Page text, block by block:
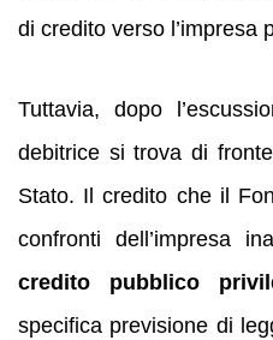
di credito verso l’impresa
Tuttavia, dopo
debitrice si trova di
Stato. Il credito che il
confronti dell’impresa
credito pubblico
specifica previsione di